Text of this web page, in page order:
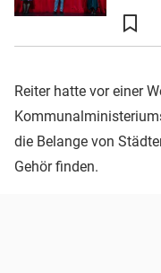
Reiter hatte vor einer
die Belange von
Gehör finden.